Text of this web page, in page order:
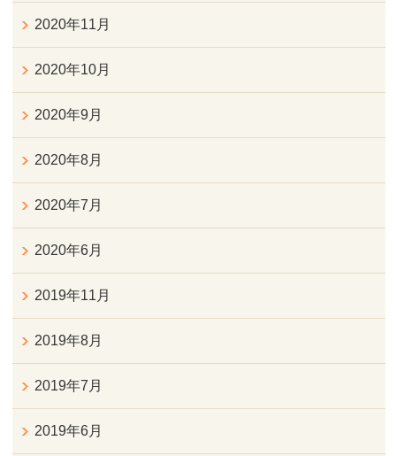
2020年11月
2020年10月
2020年9月
2020年8月
2020年7月
2020年6月
2019年11月
2019年8月
2019年7月
2019年6月